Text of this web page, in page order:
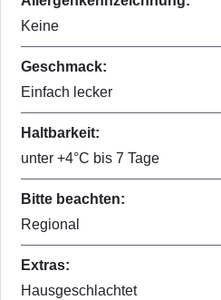
Keine
Geschmack:
Einfach lecker
Haltbarkeit:
unter +4°C bis 7 Tage
Bitte beachten:
Regional
Extras:
Hausgeschlachtet